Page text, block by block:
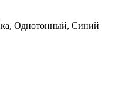
Однотонный, Синий